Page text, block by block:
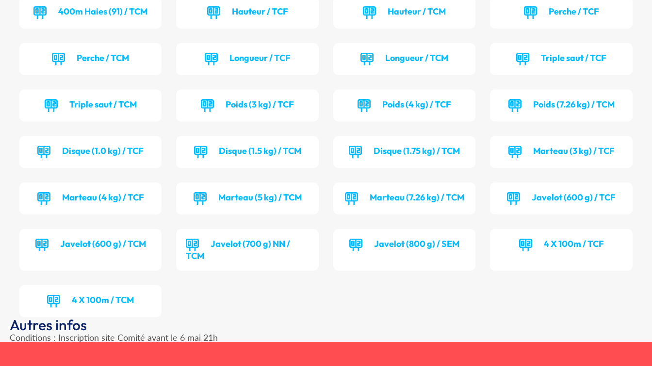
400m Haies (91) / TCM Hauteur / TCF Hauteur / TCM Perche / TCF
Perche / TCM Longueur / TCF Longueur / TCM Triple saut / TCF
Triple saut / TCM Poids (3 kg) / TCF Poids (4 kg) / TCF Poids (7.26 kg) / TCM
Disque (1.0 kg) / TCF Disque (1.5 kg) / TCM Disque (1.75 kg) / TCM Marteau (3 kg) / TCF
Marteau (4 kg) / TCF Marteau (5 kg) / TCM Marteau (7.26 kg) / TCM Javelot (600 g) / TCF
Javelot (600 g) / TCM
Javelot (700 g) NN /
TCM
Javelot (800 g) / SEM 4 X 100m / TCF
4 X 100m / TCM
Autres infos
Conditions : Inscription site Comité avant le 6 mai 21h